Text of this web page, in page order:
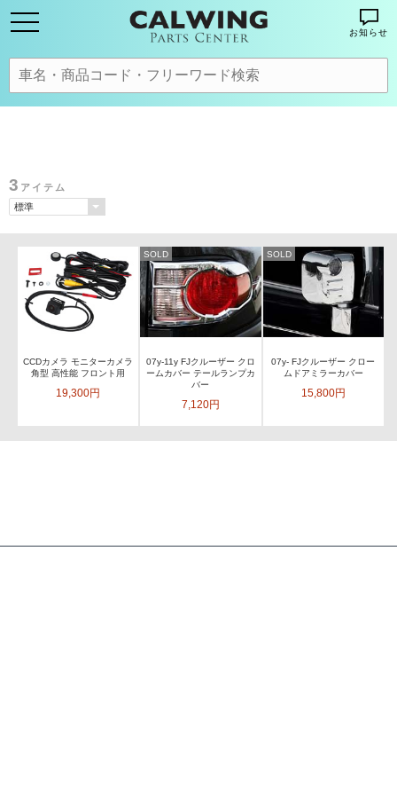
お知らせ
3 アイテム
CCDカメラ モニターカメラ
角型 高性能 フロント用
19,300円
SOLD
07y-11y FJクルーザー クロ
ームカバー テールランプカ
バー
7,120円
SOLD
07y- FJクルーザー クロー
ムドアミラーカバー
15,800円